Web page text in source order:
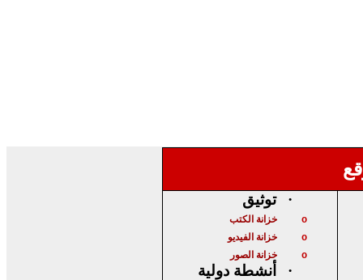
· توثيق
o خزانة الكتب
o خزانة الفيديو
o خزانة الصور
· أنشطة دولية